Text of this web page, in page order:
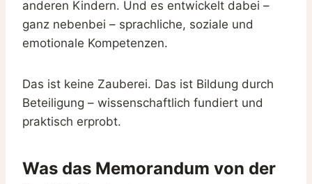
anderen Kindern. Und es entwickelt dabei –
ganz nebenbei – sprachliche, soziale und
emotionale Kompetenzen.
Das ist keine Zauberei. Das ist Bildung durch
Beteiligung – wissenschaftlich fundiert und
praktisch erprobt.
Was das Memorandum von der